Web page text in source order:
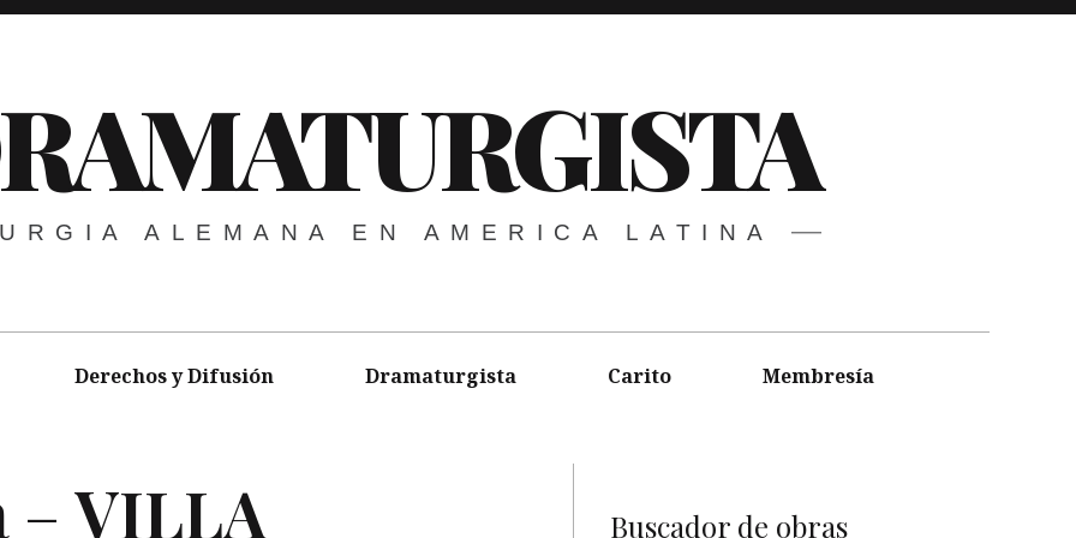
ALEMANA EN AMERICA LATINA
Derechos y Difusión Dramaturgista Carito Membresía
–VILLA
Buscador de obras